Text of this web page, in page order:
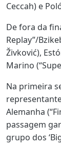
Ceccah) e
De fora da
Replay”/
Živković),
Marino
Na primeira
Alemanha
passagem
grupo dos